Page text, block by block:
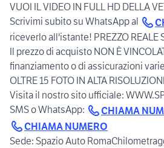
VUOI IL VIDEO IN FULL HD DELLA
Scrivimi subito su WhatsApp al
riceverlo all'istante! PREZZO REALE
Il prezzo di acquisto NON È
finanziamento o di assicurazioni
OLTRE 15 FOTO IN ALTA
Visita il nostro sito ufficiale:
SMS o WhatsApp:
CHIAMA
CHIAMA NUMERO
Sede: Spazio Auto